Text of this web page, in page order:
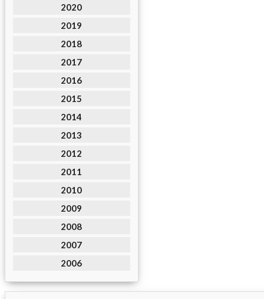
2020
2019
2018
2017
2016
2015
2014
2013
2012
2011
2010
2009
2008
2007
2006